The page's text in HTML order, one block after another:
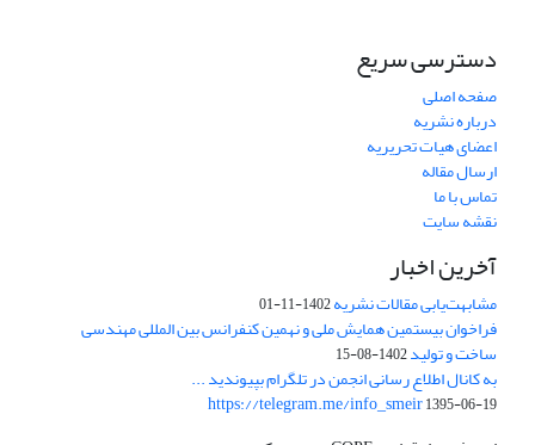
دسترسی سریع
صفحه اصلی
درباره نشریه
اعضای هیات تحریریه
ارسال مقاله
تماس با ما
نقشه سایت
آخرین اخبار
مشابهت‌یابی مقالات نشریه1402-11-01
فراخوان بیستمین همایش ملی و نهمین کنفرانس بین المللی مهندسی
ساخت و تولید1402-08-15
به کانال اطلاع رسانی انجمن در تلگرام بپیوندید ...
https://telegram.me/info_smeir1395-06-19